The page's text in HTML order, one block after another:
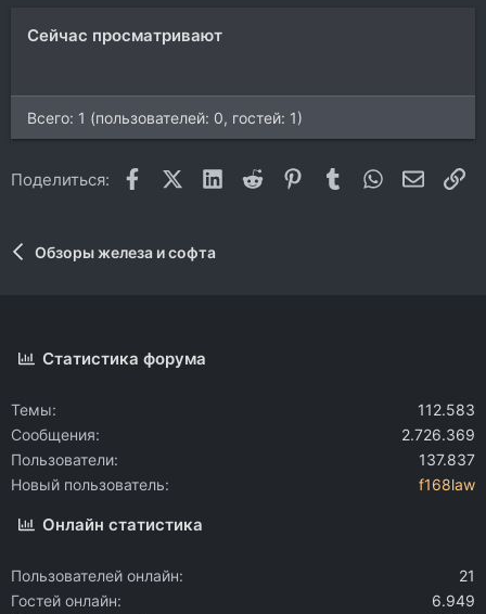
Сейчас просматривают
Всего: 1 (пользователей: 0, гостей: 1)
Поделиться: FacebookX (Twitter)
LinkedIn
Reddit Pinterest
Tumblr WhatsApp
Обзоры железа и софта
Статистика форума
Темы
112.583
Сообщения
2.726.369
Пользователи
137.837
Новый пользователь
f168law
Онлайн статистика
Пользователей онлайн
21
Гостей онлайн
6.949